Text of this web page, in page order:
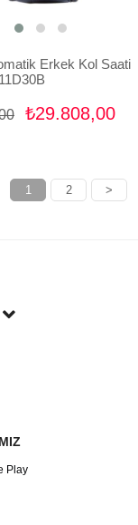
Erkek Kol Saati
₺29.808,00
1 2 >
Play